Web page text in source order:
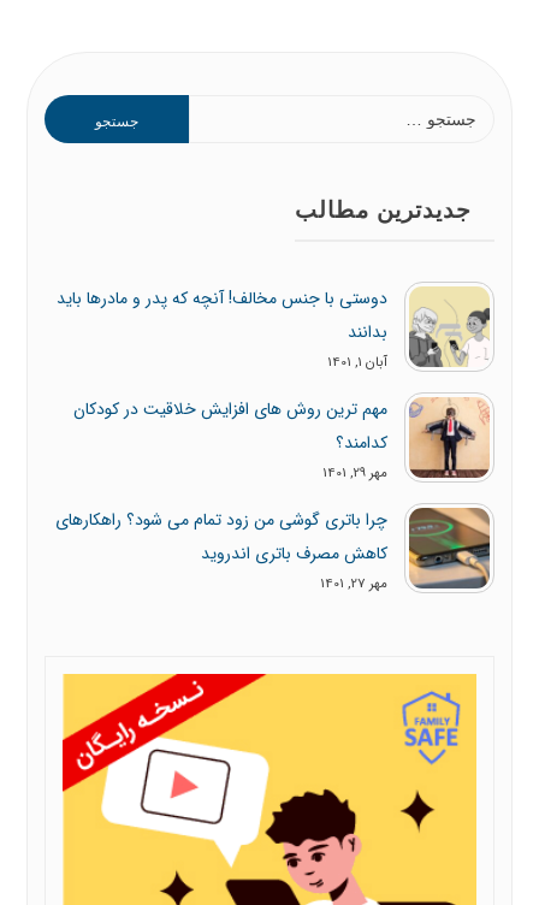
برای:
جدیدترین مطالب
دوستی با جنس مخالف! آنچه که پدر و مادرها باید
بدانند
آبان 1, 1401
مهم ترین روش های افزایش خلاقیت در کودکان
کدامند؟
مهر 29, 1401
چرا باتری گوشی من زود تمام می شود؟ راهکارهای
کاهش مصرف باتری اندروید
مهر 27, 1401